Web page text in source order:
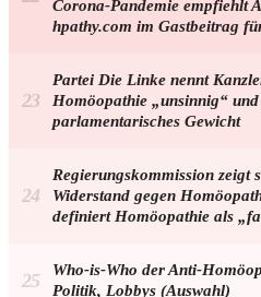
Corona-Pandemie empfiehlt
hpathy.com im Gastbeitrag
Partei Die Linke nennt
Homöopathie „unsinnig“
parlamentarisches Gewicht
Regierungskommission zeigt
Widerstand gegen
definiert Homöopathie als
Who-is-Who der Anti-
Politik, Lobbys (Auswahl)